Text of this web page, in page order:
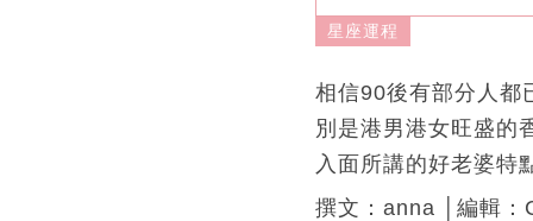
星座運程
相信90後有部分人都
別是港男港女旺盛的
入面所講的好老婆特
撰文：anna │編輯